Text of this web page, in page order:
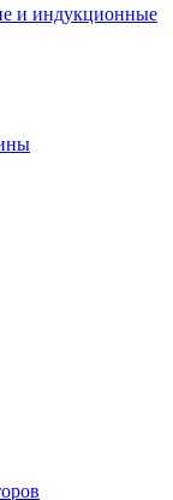
и индукционные